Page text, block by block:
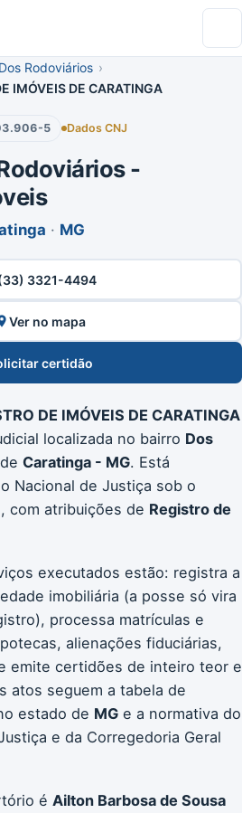
Dos Rodoviários
IMÓVEIS DE CARATINGA
5 Dados CNJ
-
· MG
3321-4494
Ver no mapa
certidão
DE IMÓVEIS DE CARATINGA
localizada no bairro Dos
Caratinga - MG. Está
Nacional de Justiça sob o
, com atribuições de Registro de
executados estão: registra a
imobiliária (a posse só vira
processa matrículas e
alienações fiduciárias,
emite certidões de inteiro teor e
atos seguem a tabela de
estado de MG e a normativa do
e da Corregedoria Geral
é Ailton Barbosa de Sousa